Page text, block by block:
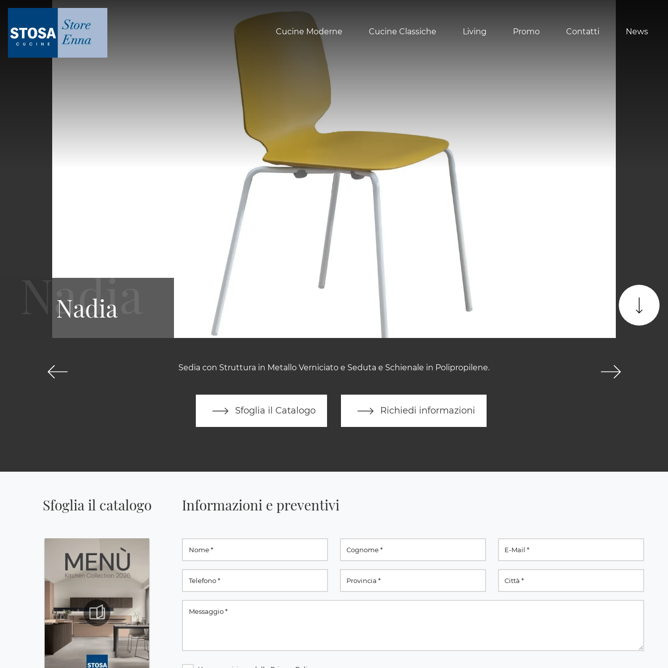
Cucine Moderne Cucine Classiche Living Promo Contatti News
Sedia con Struttura in Metallo Verniciato e Seduta e Schienale in Polipropilene.
Sfoglia il Catalogo Richiedi informazioni
Nadia
Sfoglia il catalogo Informazioni e preventivi